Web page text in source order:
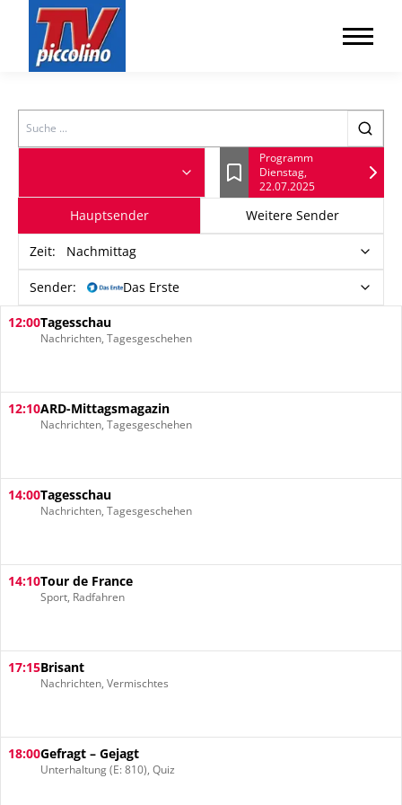
Search
Lesezeichen
Programm
Dienstag,
22.07.2025
Hauptsender Weitere Sender
Zeit: Nachmittag
Sender: Das Erste
12:00Tagesschau
Nachrichten, Tagesgeschehen
12:10ARD-Mittagsmagazin
Nachrichten, Tagesgeschehen
14:00Tagesschau
Nachrichten, Tagesgeschehen
14:10Tour de France
Sport, Radfahren
17:15Brisant
Nachrichten, Vermischtes
18:00Gefragt – Gejagt
Unterhaltung (E: 810), Quiz